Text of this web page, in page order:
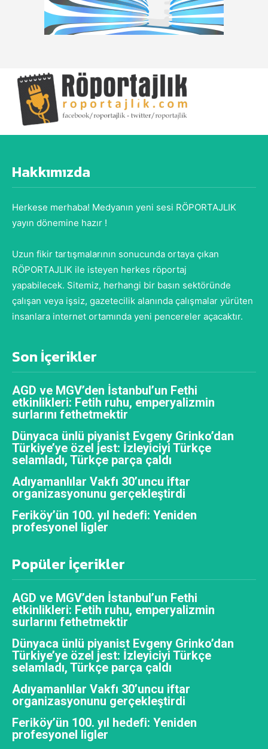
Hakkımızda
Herkese merhaba! Medyanın yeni sesi RÖPORTAJLIK
yayın dönemine hazır !
Uzun fikir tartışmalarının sonucunda ortaya çıkan
RÖPORTAJLIK ile isteyen herkes röportaj
yapabilecek. Sitemiz, herhangi bir basın sektöründe
çalışan veya işsiz, gazetecilik alanında çalışmalar yürüten
insanlara internet ortamında yeni pencereler açacaktır.
Son İçerikler
AGD ve MGV’den İstanbul’un Fethi
etkinlikleri: Fetih ruhu, emperyalizmin
surlarını fethetmektir
Dünyaca ünlü piyanist Evgeny Grinko’dan
Türkiye’ye özel jest: İzleyiciyi Türkçe
selamladı, Türkçe parça çaldı
Adıyamanlılar Vakfı 30’uncu iftar
organizasyonunu gerçekleştirdi
Feriköy’ün 100. yıl hedefi: Yeniden
profesyonel ligler
Popüler İçerikler
AGD ve MGV’den İstanbul’un Fethi
etkinlikleri: Fetih ruhu, emperyalizmin
surlarını fethetmektir
Dünyaca ünlü piyanist Evgeny Grinko’dan
Türkiye’ye özel jest: İzleyiciyi Türkçe
selamladı, Türkçe parça çaldı
Adıyamanlılar Vakfı 30’uncu iftar
organizasyonunu gerçekleştirdi
Feriköy’ün 100. yıl hedefi: Yeniden
profesyonel ligler